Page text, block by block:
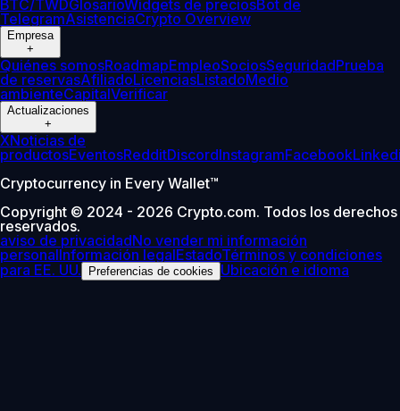
BTC/TWDGlosarioWidgets de preciosBot de
TelegramAsistenciaCrypto Overview
Empresa
+
Quiénes somosRoadmapEmpleoSociosSeguridadPrueba
de reservasAfiliadoLicenciasListadoMedio
ambienteCapitalVerificar
Actualizaciones
+
XNoticias de
productosEventosRedditDiscordInstagramFacebook
Cryptocurrency in Every Wallet™
Copyright © 2024 - 2026 Crypto.com. Todos los derechos
reservados.
aviso de privacidadNo vender mi información
personalInformación legalEstadoTérminos y condiciones
para EE. UU.
Preferencias de cookies Ubicación e idioma